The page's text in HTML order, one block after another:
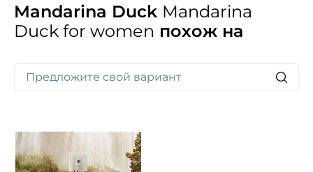
Mandarina Duck Mandarina
Duck for women похож на